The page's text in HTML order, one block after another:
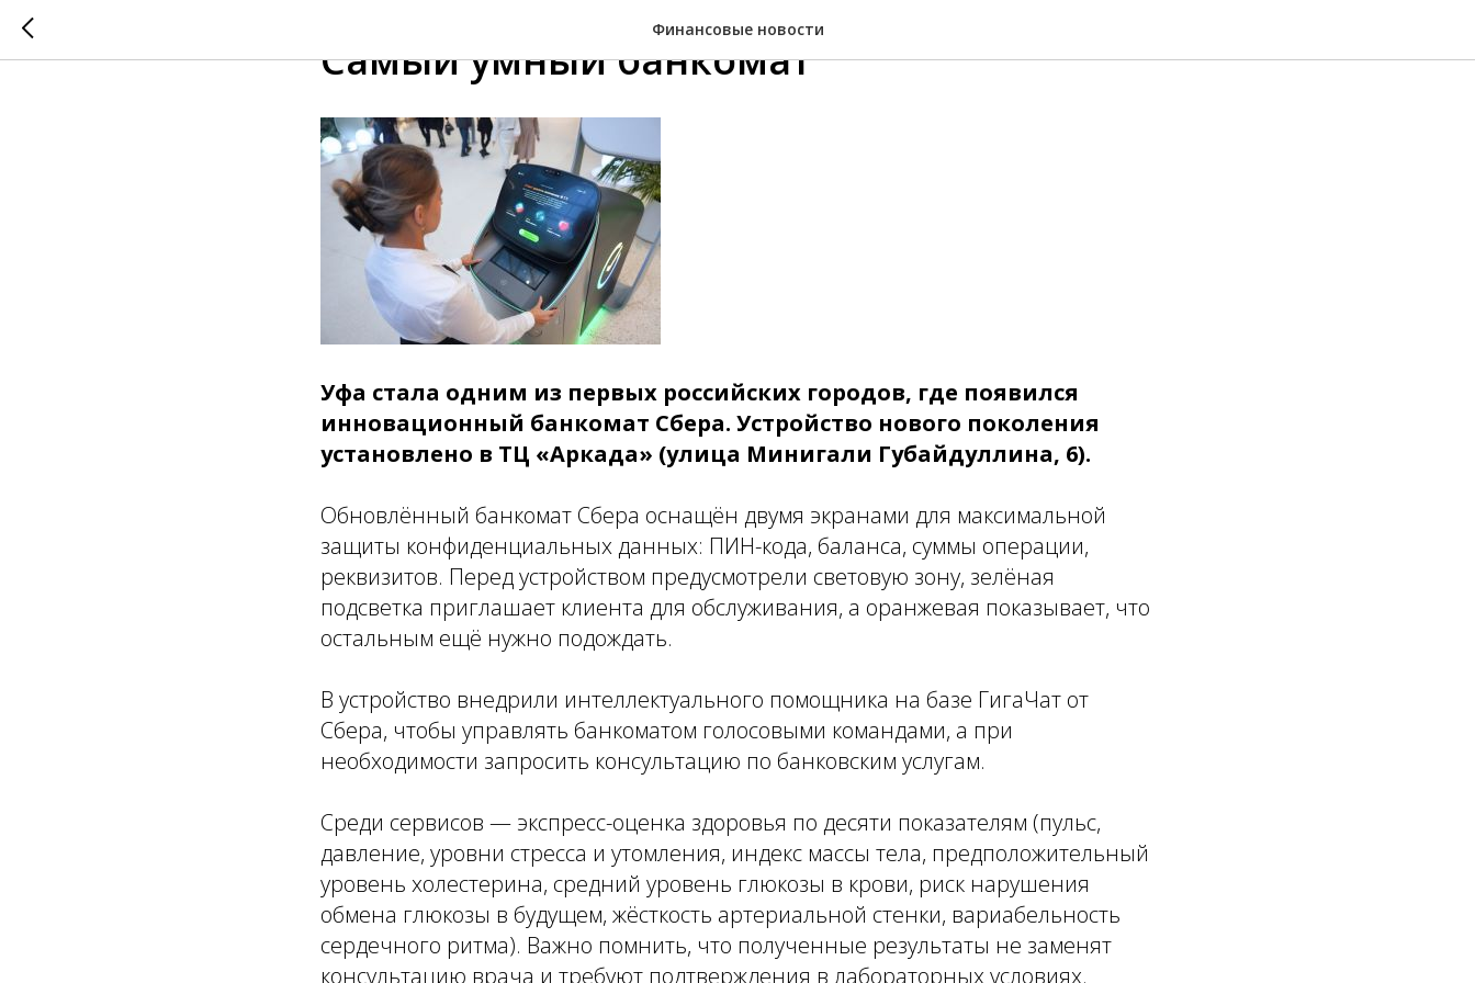
Финансовые новости
Самый умный банкомат
Уфа стала одним из первых российских городов, где появился
инновационный банкомат Сбера. Устройство нового поколения
установлено в ТЦ «Аркада» (улица Минигали Губайдуллина, 6).
Обновлённый банкомат Сбера оснащён двумя экранами для максимальной
защиты конфиденциальных данных: ПИН-кода, баланса, суммы операции,
реквизитов. Перед устройством предусмотрели световую зону, зелёная
подсветка приглашает клиента для обслуживания, а оранжевая показывает, что
остальным ещё нужно подождать.
В устройство внедрили интеллектуального помощника на базе ГигаЧат от
Сбера, чтобы управлять банкоматом голосовыми командами, а при
необходимости запросить консультацию по банковским услугам.
Среди сервисов — экспресс-оценка здоровья по десяти показателям (пульс,
давление, уровни стресса и утомления, индекс массы тела, предположительный
уровень холестерина, средний уровень глюкозы в крови, риск нарушения
обмена глюкозы в будущем, жёсткость артериальной стенки, вариабельность
сердечного ритма). Важно помнить, что полученные результаты не заменят
консультацию врача и требуют подтверждения в лабораторных условиях.